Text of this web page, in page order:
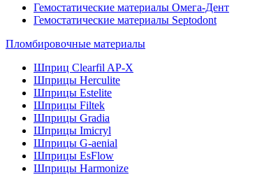
Гемостатические материалы Омега-Дент
Гемостатические материалы Septodont
Пломбировочные материалы
Шприц Clearfil AP-X
Шприцы Herculite
Шприцы Estelite
Шприцы Filtek
Шприцы Gradia
Шприцы Imicryl
Шприцы G-aenial
Шприцы EsFlow
Шприцы Harmonize